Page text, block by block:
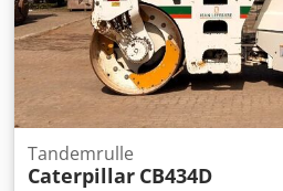
Tandemrulle
Caterpillar CB434D